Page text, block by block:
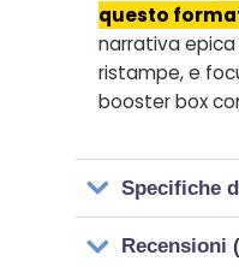
questo
narrativa
ristampe, e
booster box
Specifiche
Recensioni